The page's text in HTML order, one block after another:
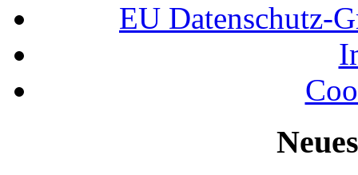
EU Datenschutz-